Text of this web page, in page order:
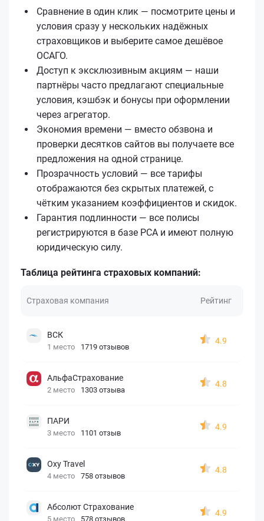
Сравнение в один клик — посмотрите цены и
условия сразу у нескольких надёжных
страховщиков и выберите самое дешёвое
ОСАГО.
Доступ к эксклюзивным акциям — наши
партнёры часто предлагают специальные
условия, кэшбэк и бонусы при оформлении
через агрегатор.
Экономия времени — вместо обзвона и
проверки десятков сайтов вы получаете все
предложения на одной странице.
Прозрачность условий — все тарифы
отображаются без скрытых платежей, с
чётким указанием коэффициентов и скидок.
Гарантия подлинности — все полисы
регистрируются в базе РСА и имеют полную
юридическую силу.
Таблица рейтинга страховых компаний:
Страховая компания Рейтинг
ВСК
1 место 1719 отзывов
4.9
АльфаСтрахование
2 место 1303 отзыва
4.8
ПАРИ
3 место 1101 отзыв
4.9
Oxy Travel
4 место 758 отзывов
4.8
Абсолют Страхование
5 место 578 отзывов
4.9